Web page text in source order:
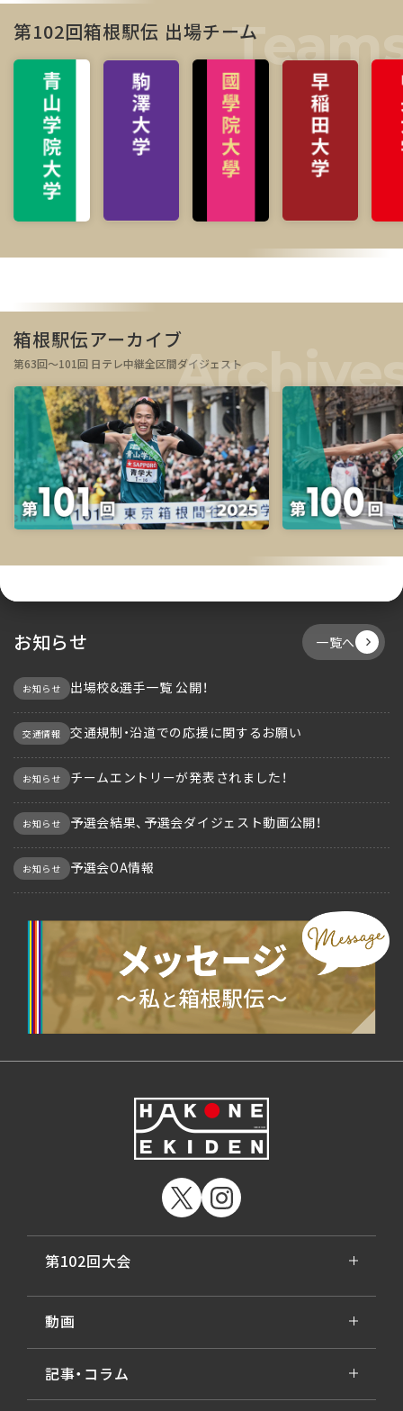
第102回箱根駅伝 出場チーム
箱根駅伝アーカイブ
第63回～101回 日テレ中継全区間ダイジェスト
お知らせ 一覧へ
お知らせ 出場校&選手一覧 公開！
交通情報 交通規制・沿道での応援に関するお願い
お知らせ チームエントリーが発表されました！
お知らせ 予選会結果、予選会ダイジェスト動画公開！
お知らせ 予選会OA情報
第102回大会
動画
記事・コラム